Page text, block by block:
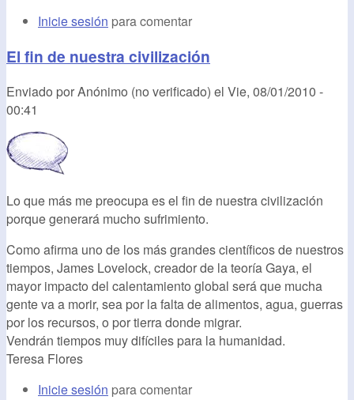
Inicie sesión para comentar
El fin de nuestra civilización
Enviado porAnónimo (no verificado) el Vie, 08/01/2010 -
00:41
Lo que más me preocupa es el fin de nuestra civilización
porque generará mucho sufrimiento.
Como afirma uno de los más grandes científicos de nuestros
tiempos, James Lovelock, creador de la teoría Gaya, el
mayor impacto del calentamiento global será que mucha
gente va a morir, sea por la falta de alimentos, agua, guerras
por los recursos, o por tierra donde migrar.
Vendrán tiempos muy difíciles para la humanidad.
Teresa Flores
Inicie sesión para comentar